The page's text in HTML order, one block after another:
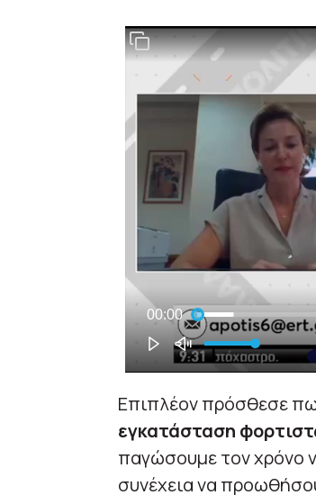
Επιπλέον πρόσθεσε
εγκατάσταση
παγώσουμε τον χρόνο
συνέχεια να